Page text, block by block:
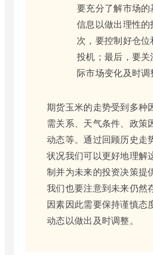
要充分了解市场
信息以做出理性
次，要控制好仓
投机；最后，要
际市场变化及时调
期货玉米的走势受到多种
需关系、天气条件、政策
动态等。通过回顾历史走
状况我们可以更好地理解
制并为未来的投资决策提
我们也要注意到未来仍然
因素因此需要保持谨慎态
动态以做出及时调整。